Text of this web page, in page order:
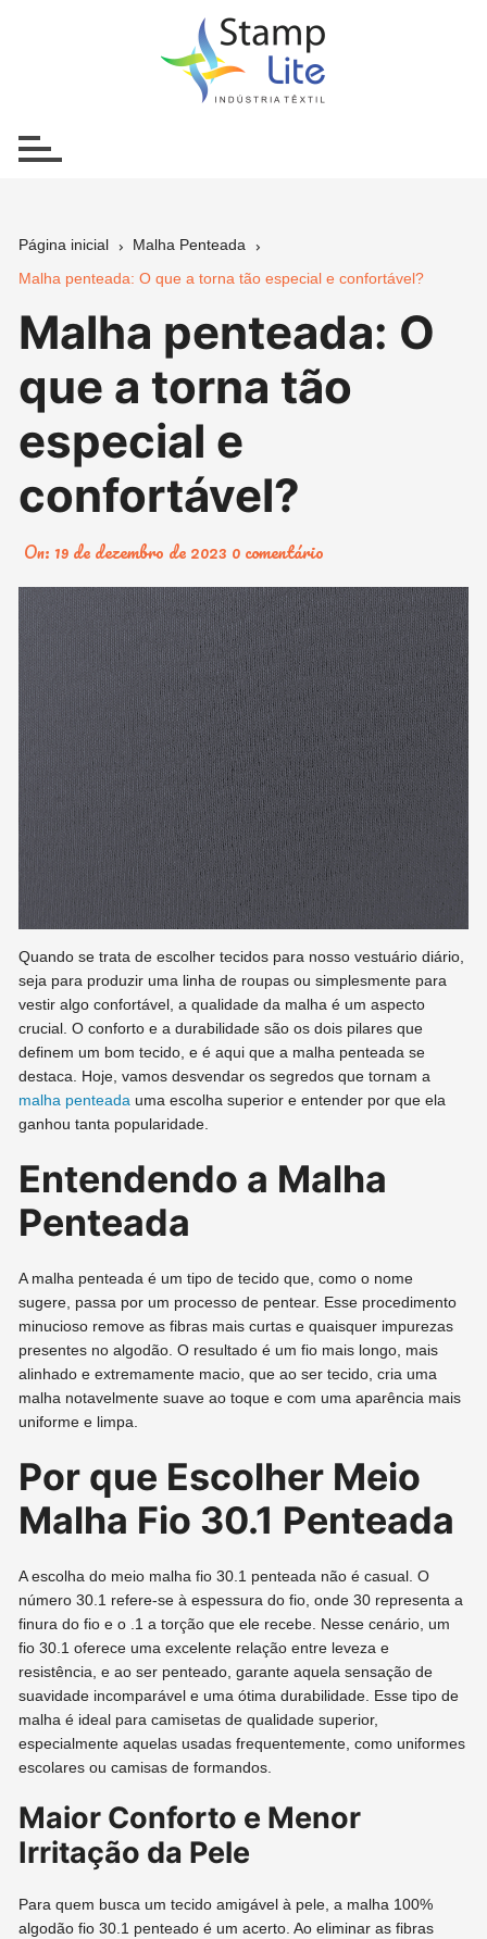
Página inicial
Malha Penteada
Malha penteada: O que a torna tão especial e confortável?
Malha penteada: O
que a torna tão
especial e
confortável?
On: 19 de dezembro de 2023 0 comentário
Quando se trata de escolher tecidos para nosso vestuário diário,
seja para produzir uma linha de roupas ou simplesmente para
vestir algo confortável, a qualidade da malha é um aspecto
crucial. O conforto e a durabilidade são os dois pilares que
definem um bom tecido, e é aqui que a malha penteada se
destaca. Hoje, vamos desvendar os segredos que tornam a
malha penteada uma escolha superior e entender por que ela
ganhou tanta popularidade.
Entendendo a Malha
Penteada
A malha penteada é um tipo de tecido que, como o nome
sugere, passa por um processo de pentear. Esse procedimento
minucioso remove as fibras mais curtas e quaisquer impurezas
presentes no algodão. O resultado é um fio mais longo, mais
alinhado e extremamente macio, que ao ser tecido, cria uma
malha notavelmente suave ao toque e com uma aparência mais
uniforme e limpa.
Por que Escolher Meio
Malha Fio 30.1 Penteada
A escolha do meio malha fio 30.1 penteada não é casual. O
número 30.1 refere-se à espessura do fio, onde 30 representa a
finura do fio e o .1 a torção que ele recebe. Nesse cenário, um
fio 30.1 oferece uma excelente relação entre leveza e
resistência, e ao ser penteado, garante aquela sensação de
suavidade incomparável e uma ótima durabilidade. Esse tipo de
malha é ideal para camisetas de qualidade superior,
especialmente aquelas usadas frequentemente, como uniformes
escolares ou camisas de formandos.
Maior Conforto e Menor
Irritação da Pele
Para quem busca um tecido amigável à pele, a malha 100%
algodão fio 30.1 penteado é um acerto. Ao eliminar as fibras